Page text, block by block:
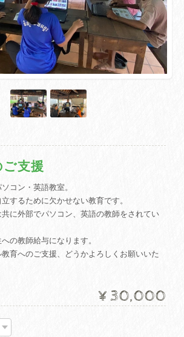
支援
コン・英語教室。
するために欠かせない教育です。
共に外部でパソコン、英語の教師をされてい
の教師給与になります。
育へのご支援、どうかよろしくお願いいた
¥30,000